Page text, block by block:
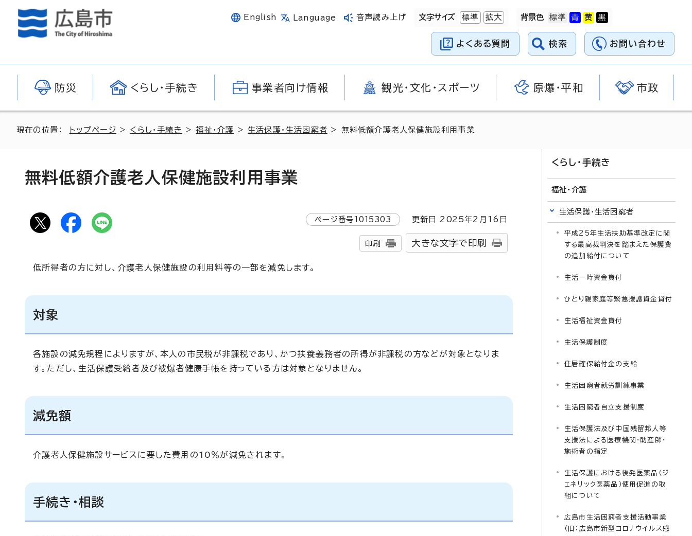
English Language 音声読み上げ 文字サイズ 標準 拡大 背景色
よくある質問 検索 お問い合わせ
防災 くらし・手続き 事業者向け情報 観光・文化・スポーツ 原爆・平和 市政
現在の位置： トップページ > くらし・手続き >福祉・介護 > 生活保護・生活困窮者 > 無料低額介護老人保健施設利用事業
無料低額介護老人保健施設利用事業
ページ番号1015303 更新日 2025年2月 16 日
印刷 大きな文字で印刷
低所得者の方に対し、介護老人保健施設の利用料等の一部を減免します。
対象
各施設の減免規程によりますが、本人の市民税が非課税であり、かつ扶養義務者の所得が非課税の方などが対象となりま
す。ただし、生活保護受給者及び被爆者健康手帳を持っている方は対象となりません。
減免額
介護老人保健施設サービスに要した費用の10％が減免されます。
手続き・相談
くらし・手続き
福祉・介護
生活保護・生活困窮者
平成25年生活扶助基準改定に関
する最高裁判決を踏まえた保護費
の追加給付について
生活一時資金貸付
ひとり親家庭等緊急援護資金貸付
生活福祉資金貸付
生活保護制度
住居確保給付金の支給
生活困窮者就労訓練事業
生活困窮者自立支援制度
生活保護法及び中国残留邦人等
支援法による医療機関・助産師・
施術者の指定
生活保護における後発医薬品（ジ
ェネリック医薬品）使用促進の取
組について
広島市生活困窮者支援活動事業
（旧：広島市新型コロナウイルス感